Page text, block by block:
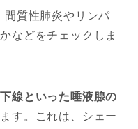
間質性肺炎やリンパ
などをチェックしま
下線といった唾液腺の
す。これは、シェー